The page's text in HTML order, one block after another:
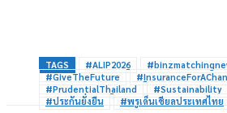
TAGS #ALIP2026
#GiveTheFuture
#PrudentialThailand
#Sustainability
#ประกันยั่งยืน
#พรูเด็นเชียลประเทศไทย